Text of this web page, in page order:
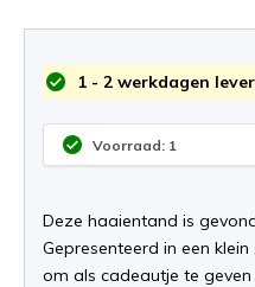
1 - 2 werkdagen
Voorraad: 1
Deze haaientand is
Gepresenteerd in een
om als cadeautje te